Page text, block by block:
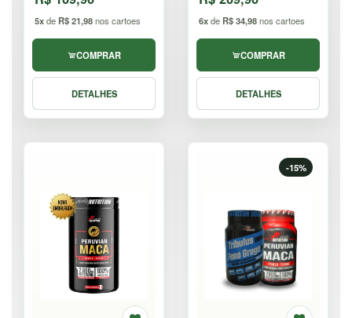
5xde R$ 21,98nos cartoes
COMPRAR
DETALHES
6xde R$ 34,98nos cartoes
COMPRAR
DETALHES
-15%